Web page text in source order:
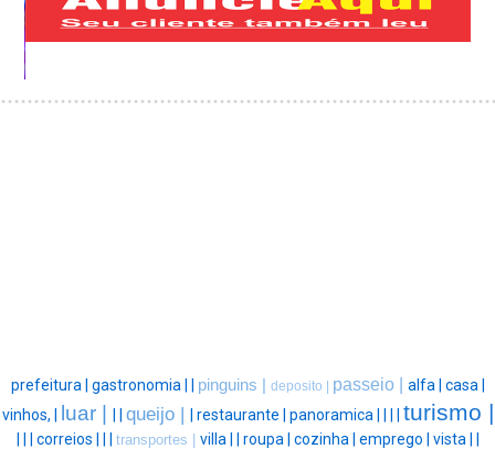
prefeitura | gastronomia | | pinguins | deposito | passeio | alfa | casa |
vinhos, | luar | | | queijo | | restaurante | panoramica | | | | turismo |
| | | correios | | | transportes | villa | | roupa | cozinha | emprego | vista | |